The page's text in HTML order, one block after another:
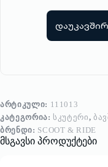
ᲐᲠᲢᲘᲙᲣᲚᲘ: 111013
ᲙᲐᲢᲔᲒᲝᲠᲘᲐ: ᲡᲙᲣᲢᲔᲠᲘ,
ᲑᲠᲔᲜᲓᲘ: SCOOT & RIDE
მსგავსი პროდუქტები